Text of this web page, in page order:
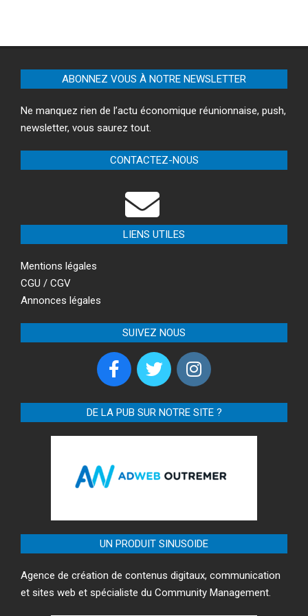
ABONNEZ VOUS À NOTRE NEWSLETTER
Ne manquez rien de l’actu économique réunionnaise, push,
newsletter, vous saurez tout.
CONTACTEZ-NOUS
LIENS UTILES
Mentions légales
CGU / CGV
Annonces légales
SUIVEZ NOUS
DE LA PUB SUR NOTRE SITE ?
UN PRODUIT SINUSOIDE
Agence de création de contenus digitaux, communication
et sites web et spécialiste du Community Management.